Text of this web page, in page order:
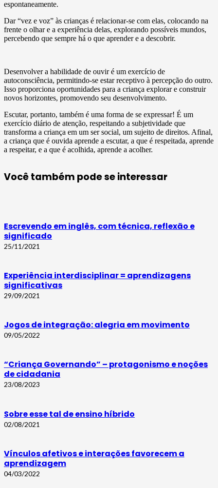
espontaneamente.
Dar “vez e voz” às crianças é relacionar-se com elas, colocando na
frente o olhar e a experiência delas, explorando possíveis mundos,
percebendo que sempre há o que aprender e a descobrir.
Desenvolver a habilidade de ouvir é um exercício de
autoconsciência, permitindo-se estar receptivo à percepção do outro.
Isso proporciona oportunidades para a criança explorar e construir
novos horizontes, promovendo seu desenvolvimento.
Escutar, portanto, também é uma forma de se expressar! É um
exercício diário de atenção, respeitando a subjetividade que
transforma a criança em um ser social, um sujeito de direitos. Afinal,
a criança que é ouvida aprende a escutar, a que é respeitada, aprende
a respeitar, e a que é acolhida, aprende a acolher.
Você também pode se interessar
Escrevendo em inglês, com técnica, reflexão e
significado
25/11/2021
Experiência interdisciplinar = aprendizagens
significativas
29/09/2021
Jogos de integração: alegria em movimento
09/05/2022
“Criança Governando” – protagonismo e noções
de cidadania
23/08/2023
Sobre esse tal de ensino híbrido
02/08/2021
Vínculos afetivos e interações favorecem a
aprendizagem
04/03/2022